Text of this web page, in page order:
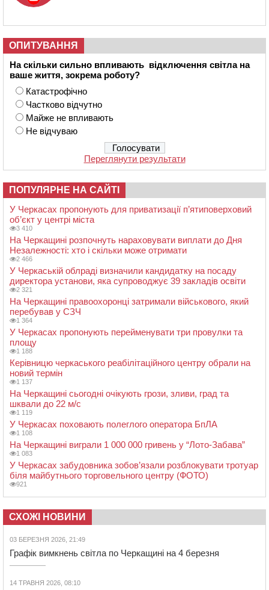
ОПИТУВАННЯ
На скільки сильно впливають відключення світла на
ваше життя, зокрема роботу?
Катастрофічно
Частково відчутно
Майже не впливають
Не відчуваю
Переглянути результати
ПОПУЛЯРНЕ НА САЙТІ
У Черкасах пропонують для приватизації п’ятиповерховий
об’єкт у центрі міста
3 410
На Черкащині розпочнуть нараховувати виплати до Дня
Незалежності: хто і скільки може отримати
2 466
У Черкаській облраді визначили кандидатку на посаду
директора установи, яка супроводжує 39 закладів освіти
2 321
На Черкащині правоохоронці затримали військового, який
перебував у СЗЧ
1 364
У Черкасах пропонують перейменувати три провулки та
площу
1 188
Керівницю черкаського реабілітаційного центру обрали на
новий термін
1 137
На Черкащині сьогодні очікують грози, зливи, град та
шквали до 22 м/с
1 119
У Черкасах поховають полеглого оператора БпЛА
1 108
На Черкащині виграли 1 000 000 гривень у “Лото-Забава”
1 083
У Черкасах забудовника зобов’язали розблокувати тротуар
біля майбутнього торговельного центру (ФОТО)
921
СХОЖІ НОВИНИ
03 БЕРЕЗНЯ 2026, 21:49
Графік вимкнень світла по Черкащині на 4 березня
14 ТРАВНЯ 2026, 08:10